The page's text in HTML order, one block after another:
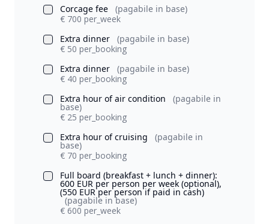
Corcage fee
(pagabile in base)
€ 700 per_week
Extra dinner
(pagabile in base)
€ 50 per_booking
Extra dinner
(pagabile in base)
€ 40 per_booking
Extra hour of air condition
(pagabile in
base)
€ 25 per_booking
Extra hour of cruising
(pagabile in
base)
€ 70 per_booking
Full board (breakfast + lunch + dinner):
600 EUR per person per week (optional),
(550 EUR per person if paid in cash)
(pagabile in base)
€ 600 per_week